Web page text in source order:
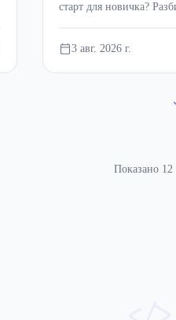
старт для новичка?
ошибок.
3 авг. 2026 г.
Показано 12